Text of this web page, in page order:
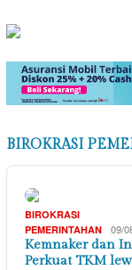
BIROKRASI
BIROKRASI
PEMERINTAHAN
09/
Kemnaker dan
Perkuat TKM